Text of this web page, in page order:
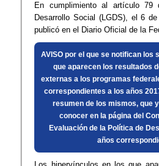
En cumplimiento al artículo
Desarrollo Social (LGDS), el 6
publicó en el Diario Oficial de la
AVISO por el que se notifican los
que aparecen los resultados
externas a los programas
correspondientes a los años
resumen de los mismos, que
conocer en la página del
Evaluación de la Política de
años